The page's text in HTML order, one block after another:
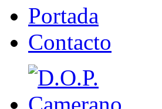
Portada
Contacto